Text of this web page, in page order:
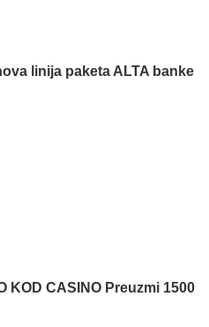
linija paketa ALTA banke
KOD CASINO Preuzmi 1500